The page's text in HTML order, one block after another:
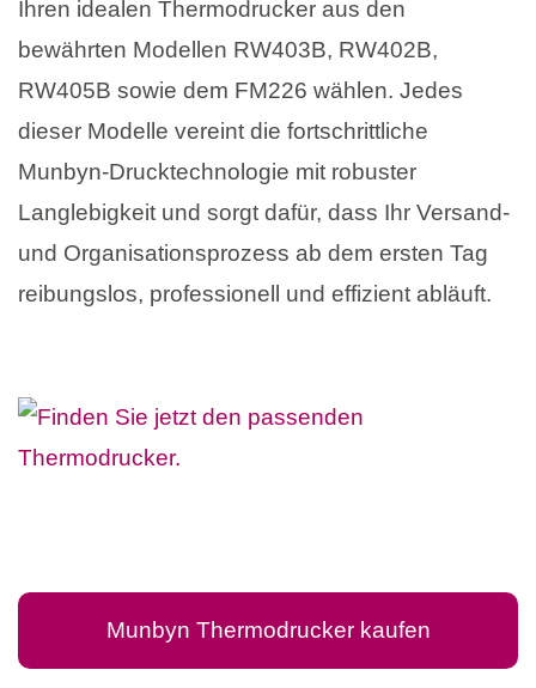
Ihren idealen Thermodrucker aus den
bewährten Modellen RW403B, RW402B,
RW405B sowie dem FM226 wählen. Jedes
dieser Modelle vereint die fortschrittliche
Munbyn-Drucktechnologie mit robuster
Langlebigkeit und sorgt dafür, dass Ihr Versand-
und Organisationsprozess ab dem ersten Tag
reibungslos, professionell und effizient abläuft.
Munbyn Thermodrucker kaufen